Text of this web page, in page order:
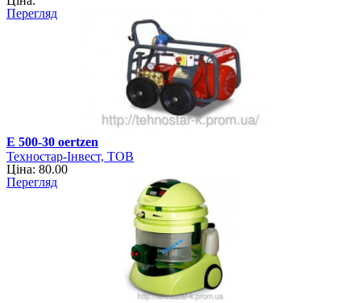
Перегляд
Е 500-30 oertzen
Техностар-Інвест, ТОВ
Ціна: 80.00
Перегляд